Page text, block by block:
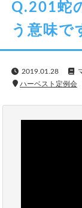
Q.201蛇
う意味で
2019.01.28
ハーベスト定例会